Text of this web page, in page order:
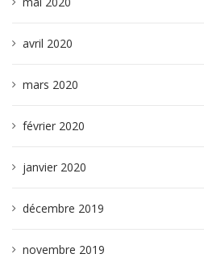
avril 2020
mars 2020
février 2020
janvier 2020
décembre 2019
novembre 2019